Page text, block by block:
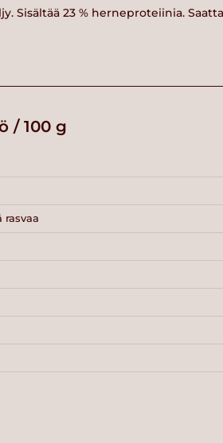
Sisältää 23 % herneproteiinia.
/ 100 g
rasvaa